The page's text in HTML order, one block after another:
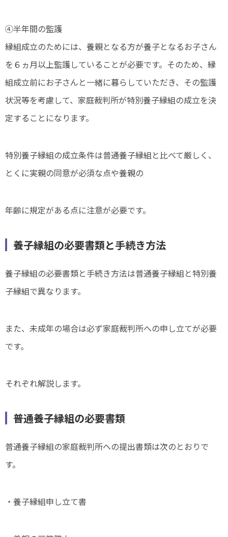
④半年間の監護
縁組成立のためには、養親となる方が養子となるお子さん
を６ヵ月以上監護していることが必要です。そのため、縁
組成立前にお子さんと一緒に暮らしていただき、その監護
状況等を考慮して、家庭裁判所が特別養子縁組の成立を決
定することになります。
特別養子縁組の成立条件は普通養子縁組と比べて厳しく、
とくに実親の同意が必須な点や養親の
年齢に規定がある点に注意が必要です。
養子縁組の必要書類と手続き方法
養子縁組の必要書類と手続き方法は普通養子縁組と特別養
子縁組で異なります。
また、未成年の場合は必ず家庭裁判所への申し立てが必要
です。
それぞれ解説します。
普通養子縁組の必要書類
普通養子縁組の家庭裁判所への提出書類は次のとおりで
す。
・養子縁組申し立て書